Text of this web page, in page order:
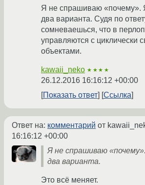
Я не спрашиваю «почему».
два варианта. Судя по
сомневаешься, что в
управляются с циклически
объектами.
kawaii_neko ★★★★
26.12.2016 16:16:12 +00:00
Показать ответ
Ссылка
Ответ на: комментарий от
16:16:12 +00:00
Я не спрашиваю
два варианта.
Это всё меняет.